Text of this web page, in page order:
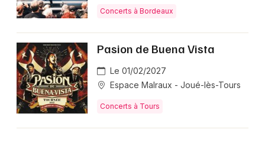
Concerts à Bordeaux
Pasion de Buena Vista
Le 01/02/2027
Espace Malraux - Joué-lès-Tours
Concerts à Tours